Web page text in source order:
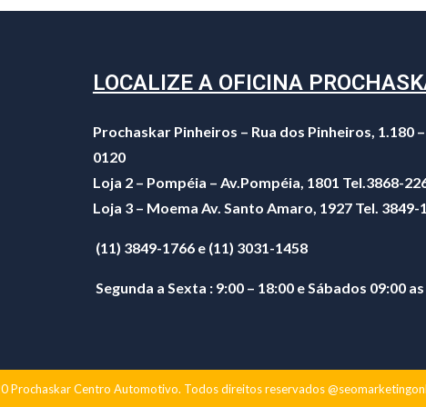
LOCALIZE A OFICINA
Prochaskar Pinheiros – Rua dos Pinheiros, 1.180
0120
Loja 2 – Pompéia – Av.Pompéia, 1801 Tel.3868-
Loja 3 – Moema Av. Santo Amaro, 1927 Tel.
(11) 3849-1766 e (11) 3031-1458
Segunda a Sexta : 9:00 – 18:00 e Sábados 09:00
Prochaskar Centro Automotivo. Todos direitos reservados